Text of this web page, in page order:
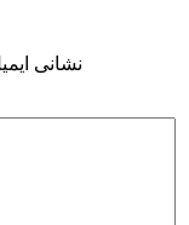
نشانی